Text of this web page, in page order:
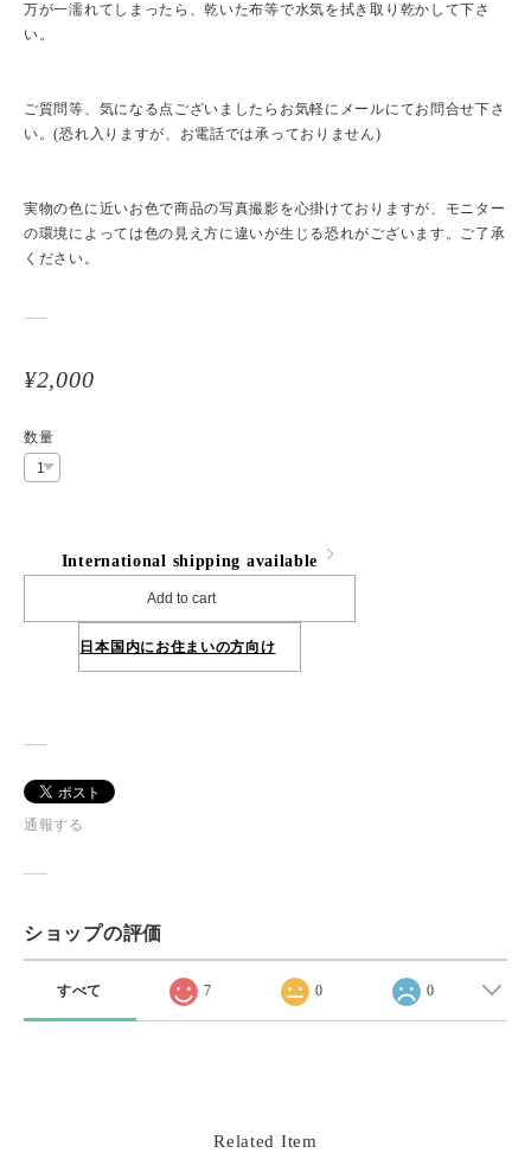
万が一濡れてしまったら、乾いた布等で水気を拭き取り乾かして下さ
い。
ご質問等、気になる点ございましたらお気軽にメールにてお問合せ下さ
い。(恐れ入りますが、お電話では承っておりません)
実物の色に近いお色で商品の写真撮影を心掛けておりますが、モニター
の環境によっては色の見え方に違いが生じる恐れがございます。ご了承
ください。
¥2,000
数量
International shipping available
Add to cart
日本国内にお住まいの方向け
通報する
ショップの評価
すべて 7 0 0
Related Item